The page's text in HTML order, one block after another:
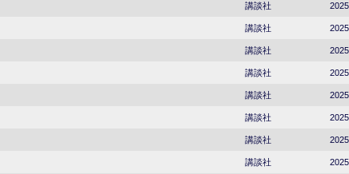
講談社
講談社
講談社
講談社
講談社
講談社
講談社
講談社